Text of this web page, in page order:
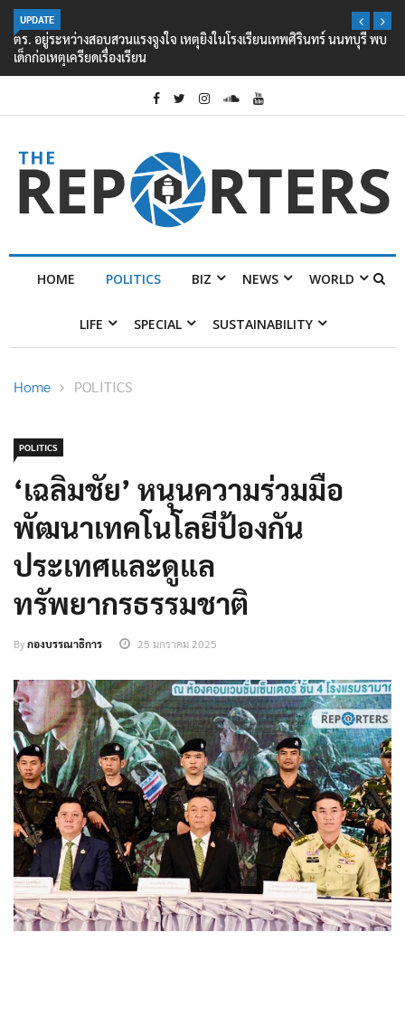
UPDATE
ตร. อยู่ระหว่างสอบสวนแรงจูงใจ เหตุยิงในโรงเรียนเทพศิรินทร์ นนทบุรี พบ
เด็กก่อเหตุเครียดเรื่องเรียน
HOME POLITICS BIZ NEWS WORLD
LIFE SPECIAL SUSTAINABILITY
Home POLITICS
POLITICS
‘เฉลิมชัย’ หนุนความร่วมมือ
พัฒนาเทคโนโลยีป้องกัน
ประเทศและดูแล
ทรัพยากรธรรมชาติ
Byกองบรรณาธิการ 25 มกราคม 2025